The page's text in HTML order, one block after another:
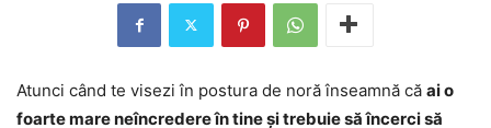
Atunci când te visezi în postura de noră înseamnă că ai o
foarte mare neîncredere în tine și trebuie să încerci să